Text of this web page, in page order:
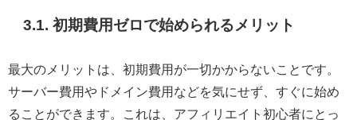
3.1. 初期費用ゼロで始められるメリット
最大のメリットは、初期費用が一切かからないことです。
サーバー費用やドメイン費用などを気にせず、すぐに始め
ることができます。これは、アフィリエイト初心者にとっ